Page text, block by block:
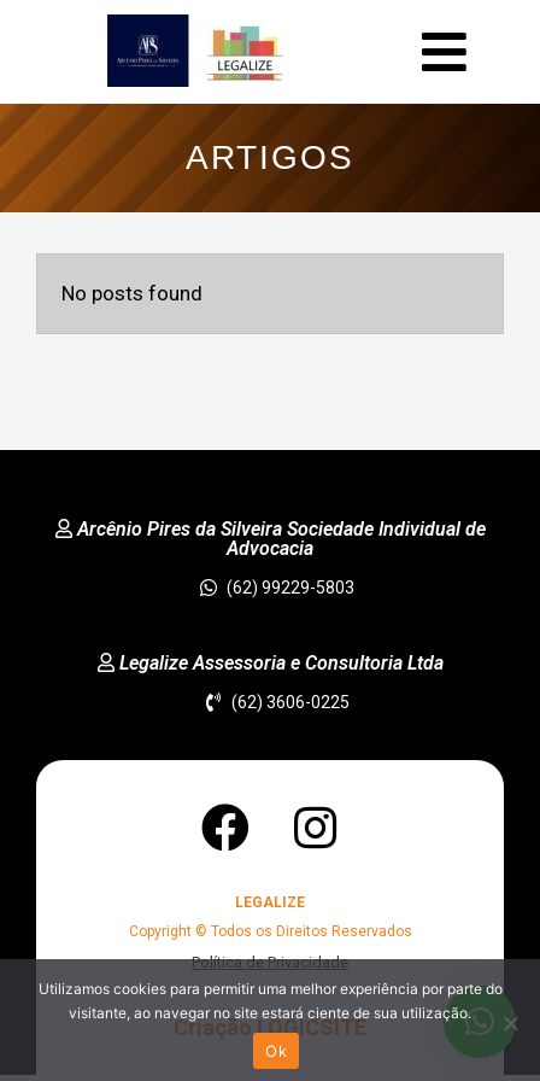
ARTIGOS
No posts found
Arcênio Pires da Silveira Sociedade Individual de
Advocacia
(62) 99229-5803
Legalize Assessoria e Consultoria Ltda
(62) 3606-0225
LEGALIZE
Copyright © Todos os Direitos Reservados
Política de Privacidade
Criação LOGICSITE
Utilizamos cookies para permitir uma melhor experiência por parte do
visitante, ao navegar no site estará ciente de sua utilização.
Ok